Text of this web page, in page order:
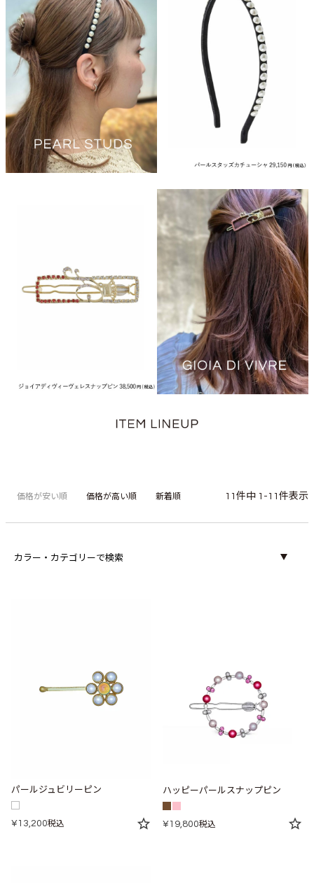
価格が安い順 価格が高い順 新着順 11 件中 1 - 11 件表示
カラー・カテゴリーで検索
パールジュビリーピン
¥13,200税込
ハッピーパールスナップピン
¥19,800税込